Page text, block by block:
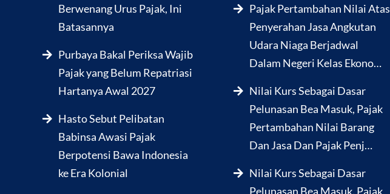
Berwenang Urus Pajak, Ini
Batasannya
Purbaya Bakal Periksa Wajib
Pajak yang Belum Repatriasi
Hartanya Awal 2027
Hasto Sebut Pelibatan
Babinsa Awasi Pajak
Berpotensi Bawa Indonesia
ke Era Kolonial
Pajak Pertambahan Nilai Atas
Penyerahan Jasa Angkutan
Udara Niaga Berjadwal
Dalam Negeri Kelas Ekono…
Nilai Kurs Sebagai Dasar
Pelunasan Bea Masuk, Pajak
Pertambahan Nilai Barang
Dan Jasa Dan Pajak Penj…
Nilai Kurs Sebagai Dasar
Pelunasan Bea Masuk, Pajak